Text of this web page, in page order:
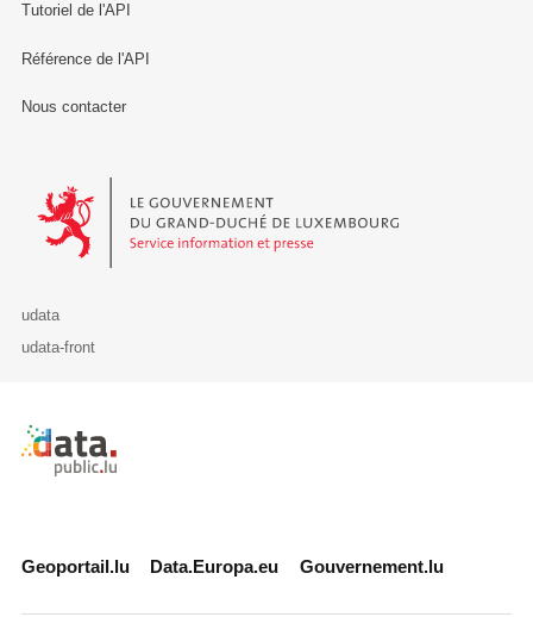
Tutoriel de l'API
Référence de l'API
Nous contacter
Le Gouvernement du Grand-Duché de Luxembourg - Service
udata
udata-front
Retour à l'accueil de data.public.lu
Geoportail.lu Data.Europa.eu Gouvernement.lu